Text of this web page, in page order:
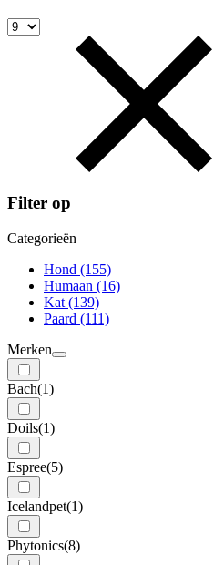
Filter op
Categorieën
Hond (155)
Humaan (16)
Kat (139)
Paard (111)
Merken
Bach(1)
Doils(1)
Espree(5)
Icelandpet(1)
Phytonics(8)